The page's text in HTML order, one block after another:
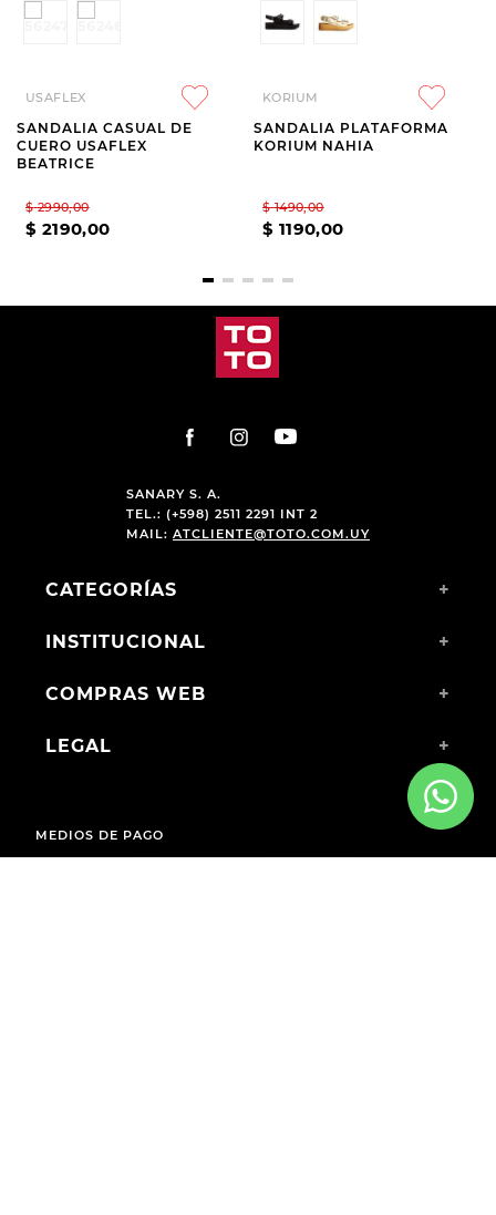
USAFLEX
SANDALIA CASUAL DE
CUERO USAFLEX
BEATRICE
$ 2990,00
$ 2190,00
KORIUM
SANDALIA PLATAFORMA
KORIUM NAHIA
$ 1490,00
$ 1190,00
SANARY S. A.
TEL.: (+598) 2511 2291 INT 2
MAIL: ATCLIENTE@TOTO.COM.UY
CATEGORÍAS +
INSTITUCIONAL +
COMPRAS WEB +
LEGAL +
MEDIOS DE PAGO